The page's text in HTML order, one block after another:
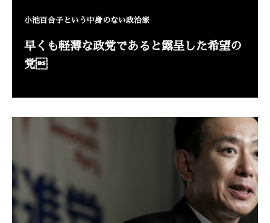
小池百合子という中身のない政治家
早くも軽薄な政党であると露呈した希望の
党